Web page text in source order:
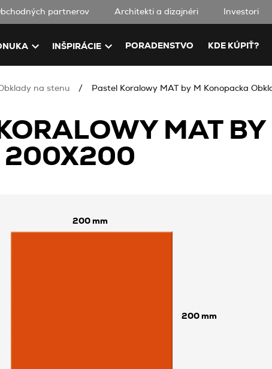
partnerov Architekti a dizajnéri Investori
INŠPIRÁCIE PORADENSTVO KDE KÚPIŤ?
na stenu Pastel Koralowy MAT by M Konopacka
MAT
200X200
200
200